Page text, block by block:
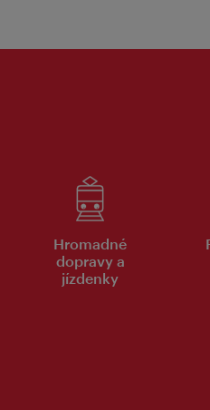
Hromadné
dopravy a
jízdenky